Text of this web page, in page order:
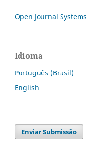
Open Journal Systems
Idioma
Português (Brasil)
English
Enviar Submissão